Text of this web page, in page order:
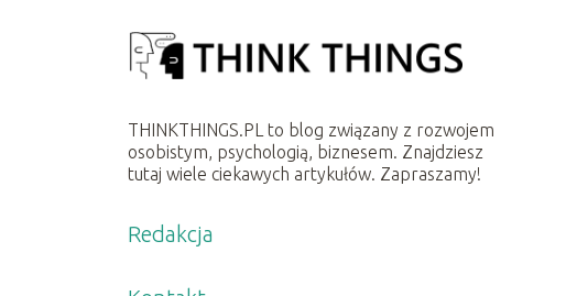
THINKTHINGS.PL to blog związany z rozwojem
osobistym, psychologią, biznesem. Znajdziesz
tutaj wiele ciekawych artykułów. Zapraszamy!
Redakcja